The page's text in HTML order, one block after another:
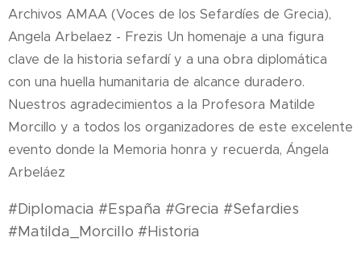
Archivos AMAA (Voces de los Sefardíes de Grecia),
Angela Arbelaez - Frezis Un homenaje a una figura
clave de la historia sefardí y a una obra diplomática
con una huella humanitaria de alcance duradero.
Nuestros agradecimientos a la Profesora Matilde
Morcillo y a todos los organizadores de este excelente
evento donde la Memoria honra y recuerda, Ángela
Arbeláez
#Diplomacia #España #Grecia #Sefardies
#Matilda_Morcillo #Historia